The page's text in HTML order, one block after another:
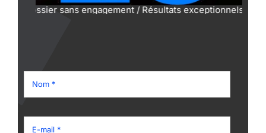
sans engagement / Résultats exceptionnels prouvés